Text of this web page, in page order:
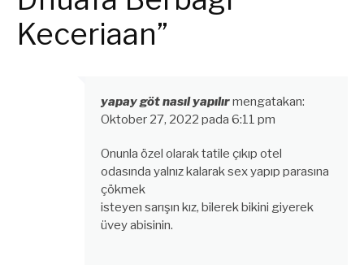
Keceriaan”
yapay göt nasıl yapılırmengatakan:
Oktober 27, 2022 pada 6:11 pm
Onunla özel olarak tatile çıkıp otel
odasında yalnız kalarak sex yapıp parasına
çökmek
isteyen sarışın kız, bilerek bikini giyerek
üvey abisinin.